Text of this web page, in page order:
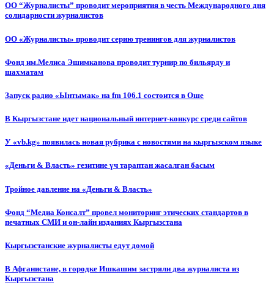
ОО “Журналисты” проводит мероприятия в честь Международного дня
солидарности журналистов
ОО «Журналисты» проводит серию тренингов для журналистов
Фонд им.Мелиса Эшимканова проводит турнир по бильярду и
шахматам
Запуск радио «Ынтымак» на fm 106.1 состоится в Оше
В Кыргызстане идет национальный интернет-конкурс среди сайтов
У «vb.kg» появилась новая рубрика с новостями на кыргызском языке
«Деньги & Власть» гезитине үч тараптан жасалган басым
Тройное давление на «Деньги & Власть»
Фонд “Медиа Консалт” провел мониторинг этических стандартов в
печатных СМИ и он-лайн изданиях Кыргызстана
Кыргызстанские журналисты едут домой
В Афганистане, в городке Ишкашим застряли два журналиста из
Кыргызстана